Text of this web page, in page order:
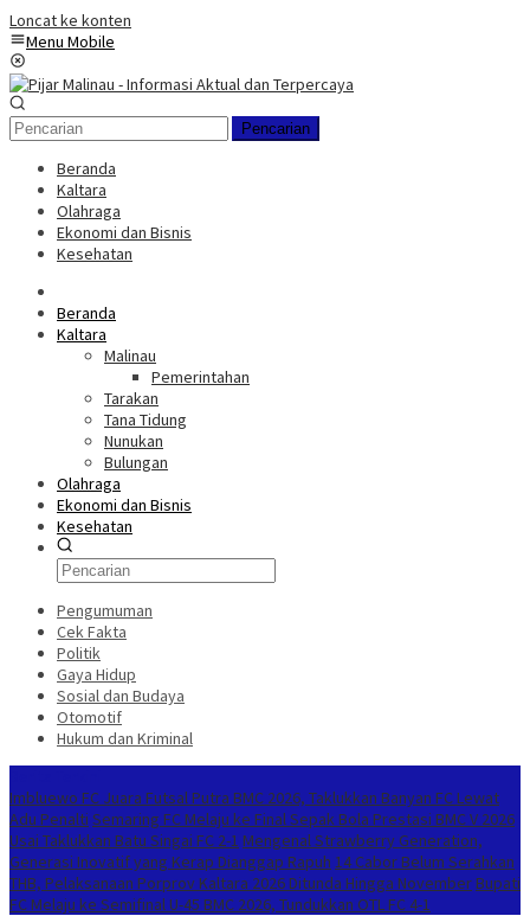
Loncat ke konten
Menu Mobile
Pencarian
Beranda
Kaltara
Olahraga
Ekonomi dan Bisnis
Kesehatan
Beranda
Kaltara
Malinau
Pemerintahan
Tarakan
Tana Tidung
Nunukan
Bulungan
Olahraga
Ekonomi dan Bisnis
Kesehatan
Pengumuman
Cek Fakta
Politik
Gaya Hidup
Sosial dan Budaya
Otomotif
Hukum dan Kriminal
Imbluewo FC Juara Futsal Putra BMC 2026, Taklukkan Banyan FC Lewat
Adu Penalti Semaring FC Melaju ke Final Sepak Bola Prestasi BMC V 2026
Usai Taklukkan Batu Singai FC 2-1 Mengenal Strawberry Generation,
Generasi Inovatif yang Kerap Dianggap Rapuh 14 Cabor Belum Serahkan
THB, Pelaksanaan Porprov Kaltara 2026 Ditunda Hingga NovemberBupati
FC Melaju ke Semifinal U-45 BMC 2026, Tundukkan OTL FC 4-1